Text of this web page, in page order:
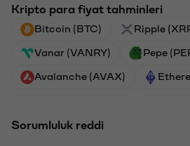
Kripto para fiyat tahminleri
Bitcoin (BTC) Ripple
Vanar (VANRY) Pepe
Avalanche (AVAX)
Sorumluluk reddi